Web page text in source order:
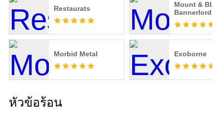
Restaurats
Mount &
Bannerlord -
Sails
Morbid Metal Exoborne
หัวข้อร้อน